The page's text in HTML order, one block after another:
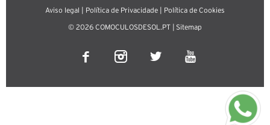
Aviso legal Política de Privacidade Política de Cookies
© 2026 COMOCULOSDESOL.PT | Sitemap